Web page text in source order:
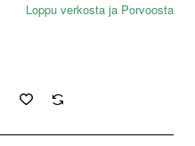
Loppu verkosta ja Porvoosta